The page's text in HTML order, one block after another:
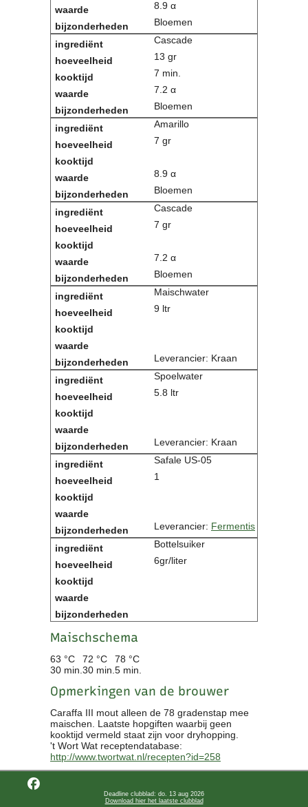
8.9 α
Bloemen
Cascade
13 gr
7 min.
7.2 α
Bloemen
Amarillo
7 gr
8.9 α
Bloemen
Cascade
7 gr
7.2 α
Bloemen
Maischwater
9 ltr
Leverancier: Kraan
Spoelwater
5.8 ltr
Leverancier: Kraan
Safale US-05
1
Leverancier: Fermentis
Bottelsuiker
6gr/liter
Maischschema
63 °C 72 °C
78 °C
30 min. 30 min. 5 min.
Opmerkingen van de brouwer
Caraffa III mout alleen de 78 gradenstap mee
maischen. Laatste hopgiften waarbij geen
kooktijd vermeld staat zijn voor dryhopping.
't Wort Wat receptendatabase:
http://www.twortwat.nl/recepten?id=258
Deadline clubblad: do. 13 aug 2026
Download hier het laatste clubblad